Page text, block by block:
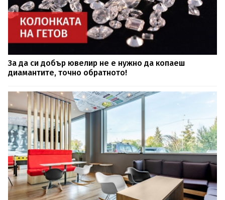
За да си добър ювелир не е нужно да копаеш
диамантите, точно обратното!